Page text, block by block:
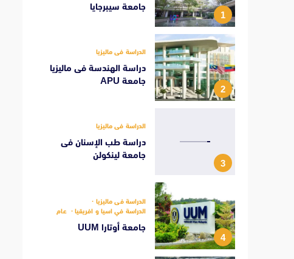
1
جامعة سيبرجايا
2
الدراسة فى ماليزيا
دراسة الهندسة فى ماليزيا
جامعة APU
3
الدراسة فى ماليزيا
دراسة طب الإسنان فى
جامعة لينكولن
4
الدراسة فى ماليزيا
الدراسة في اسيا و افريقيا
عام
جامعة أوتارا UUM